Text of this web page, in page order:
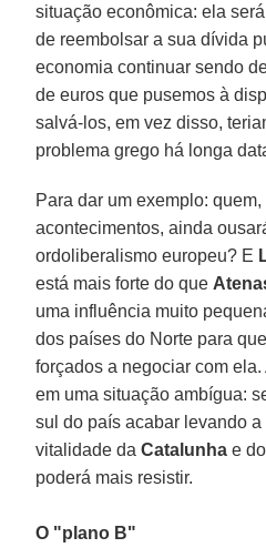
situação econômica: ela
de reembolsar a sua dívida
economia continuar sendo
de euros que pusemos à
salvá-los, em vez disso,
problema grego há longa
Para dar um exemplo:
acontecimentos, ainda
ordoliberalismo europeu? E
está mais forte do que
uma influência muito
dos países do Norte para
forçados a negociar com ela.
em uma situação ambígua:
sul do país acabar levando a
vitalidade daCatalunha e
poderá mais resistir.
O "plano B"